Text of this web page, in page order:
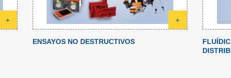
+ +
ENSAYOS NO DESTRUCTIVOS